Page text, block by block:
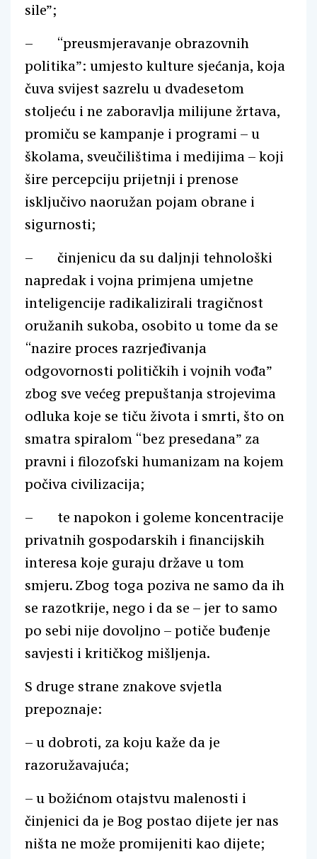
sile”;
– “preusmjeravanje obrazovnih
politika”: umjesto kulture sjećanja, koja
čuva svijest sazrelu u dvadesetom
stoljeću i ne zaboravlja milijune žrtava,
promiču se kampanje i programi – u
školama, sveučilištima i medijima – koji
šire percepciju prijetnji i prenose
isključivo naoružan pojam obrane i
sigurnosti;
– činjenicu da su daljnji tehnološki
napredak i vojna primjena umjetne
inteligencije radikalizirali tragičnost
oružanih sukoba, osobito u tome da se
“nazire proces razrjeđivanja
odgovornosti političkih i vojnih vođa”
zbog sve većeg prepuštanja strojevima
odluka koje se tiču života i smrti, što on
smatra spiralom “bez presedana” za
pravni i filozofski humanizam na kojem
počiva civilizacija;
– te napokon i goleme koncentracije
privatnih gospodarskih i financijskih
interesa koje guraju države u tom
smjeru. Zbog toga poziva ne samo da ih
se razotkrije, nego i da se – jer to samo
po sebi nije dovoljno – potiče buđenje
savjesti i kritičkog mišljenja.
S druge strane znakove svjetla
prepoznaje:
– u dobroti, za koju kaže da je
razoružavajuća;
– u božićnom otajstvu malenosti i
činjenici da je Bog postao dijete jer nas
ništa ne može promijeniti kao dijete;